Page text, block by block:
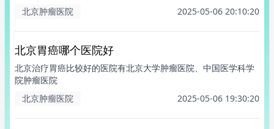
北京肿瘤医院
2025-05-06 20:10:20
北京胃癌哪个医院好
北京治疗胃癌比较好的医院有北京大学肿瘤医院、中国医学科学
院肿瘤医院
北京肿瘤医院
2025-05-06 19:30:20